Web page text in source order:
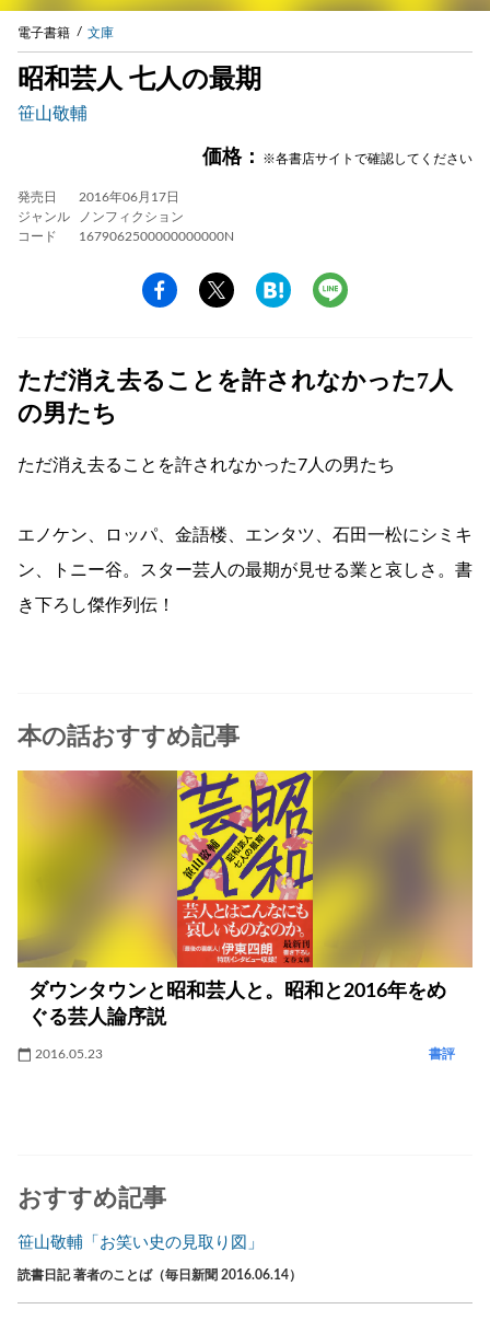
電子書籍 文庫
昭和芸人 七人の最期
笹山敬輔
価格： ※各書店サイトで確認してください
発売日
2016年06月17日
ジャンル
ノンフィクション
コード
1679062500000000000N
ただ消え去ることを許されなかった7人
の男たち
ただ消え去ることを許されなかった7人の男たち
エノケン、ロッパ、金語楼、エンタツ、石田一松にシミキ
ン、トニー谷。スター芸人の最期が見せる業と哀しさ。書
き下ろし傑作列伝！
本の話おすすめ記事
ダウンタウンと昭和芸人と。昭和と2016年をめ
ぐる芸人論序説
2016.05.23 書評
おすすめ記事
笹山敬輔「お笑い史の見取り図」
読書日記 著者のことば（毎日新聞 2016.06.14）